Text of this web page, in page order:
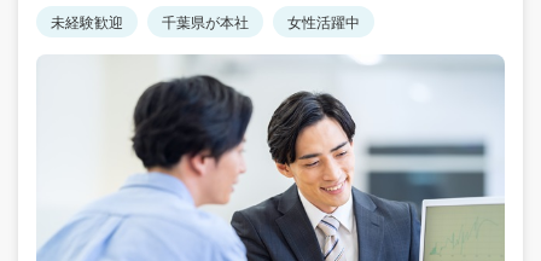
未経験歓迎 千葉県が本社 女性活躍中